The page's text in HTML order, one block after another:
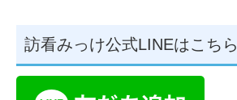
訪看みっけ公式LINEはこちら